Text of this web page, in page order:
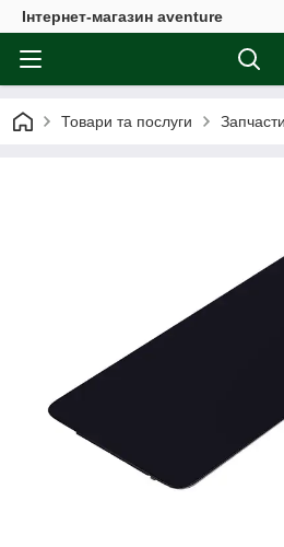
Інтернет-магазин aventure
Товари та послуги